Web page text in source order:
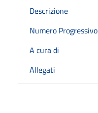
Descrizione
Numero Progressivo
A cura di
Allegati